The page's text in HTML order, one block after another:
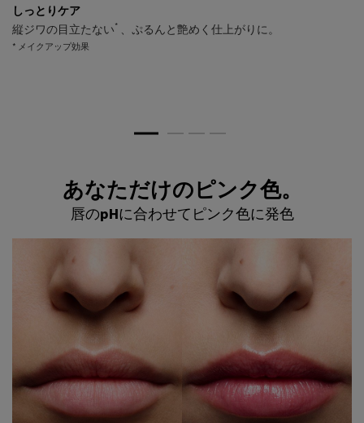
しっとりケア
縦ジワの目立たない* 、ぷるんと艶めく仕上がりに。
* メイクアップ効果
<h2 class="c-section__title h-text-align-center h-text-bold">あなただけのピンク色
あなただけのピンク色。
唇のpHに合わせてピンク色に発色